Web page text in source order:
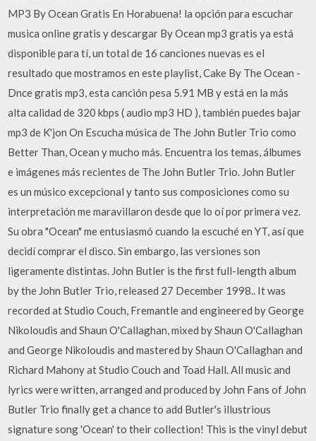
MP3 By Ocean Gratis En Horabuena! la opción para escuchar
musica online gratis y descargar By Ocean mp3 gratis ya está
disponible para tí, un total de 16 canciones nuevas es el
resultado que mostramos en este playlist, Cake By The Ocean -
Dnce gratis mp3, esta canción pesa 5.91 MB y está en la más
alta calidad de 320 kbps ( audio mp3 HD ), también puedes bajar
mp3 de K'jon On Escucha música de The John Butler Trio como
Better Than, Ocean y mucho más. Encuentra los temas, álbumes
e imágenes más recientes de The John Butler Trio. John Butler
es un músico excepcional y tanto sus composiciones como su
interpretación me maravillaron desde que lo oí por primera vez.
Su obra "Ocean" me entusiasmó cuando la escuché en YT, así que
decidí comprar el disco. Sin embargo, las versiones son
ligeramente distintas. John Butler is the first full-length album
by the John Butler Trio, released 27 December 1998.. It was
recorded at Studio Couch, Fremantle and engineered by George
Nikoloudis and Shaun O'Callaghan, mixed by Shaun O'Callaghan
and George Nikoloudis and mastered by Shaun O'Callaghan and
Richard Mahony at Studio Couch and Toad Hall. All music and
lyrics were written, arranged and produced by John Fans of John
Butler Trio finally get a chance to add Butler's illustrious
signature song 'Ocean' to their collection! This is the vinyl debut